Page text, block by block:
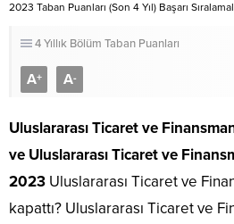
2023 Taban Puanları (Son 4 Yıl) Başarı
4 Yıllık Bölüm Taban Puanları
A+ A-
Uluslararası Ticaret ve
ve Uluslararası Ticaret ve
2023 Uluslararası Ticaret ve
kapattı? Uluslararası Ticaret ve